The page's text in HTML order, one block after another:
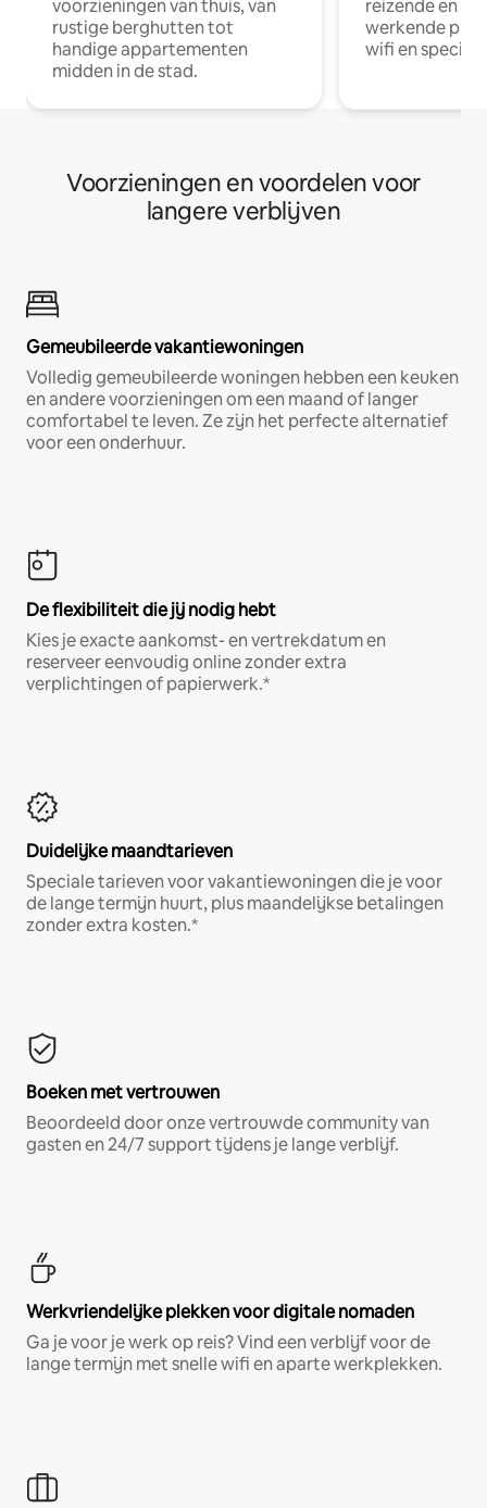
voorzieningen van thuis, van
rustige berghutten tot
handige appartementen
midden in de stad.
reizende en
werkende
wifi en
Voorzieningen en voordelen voor
langere verblijven
Gemeubileerde vakantiewoningen
Volledig gemeubileerde woningen hebben een keuken
en andere voorzieningen om een maand of langer
comfortabel te leven. Ze zijn het perfecte alternatief
voor een onderhuur.
De flexibiliteit die jij nodig hebt
Kies je exacte aankomst- en vertrekdatum en
reserveer eenvoudig online zonder extra
verplichtingen of papierwerk.*
Duidelijke maandtarieven
Speciale tarieven voor vakantiewoningen die je voor
de lange termijn huurt, plus maandelijkse betalingen
zonder extra kosten.*
Boeken met vertrouwen
Beoordeeld door onze vertrouwde community van
gasten en 24/7 support tijdens je lange verblijf.
Werkvriendelijke plekken voor digitale nomaden
Ga je voor je werk op reis? Vind een verblijf voor de
lange termijn met snelle wifi en aparte werkplekken.